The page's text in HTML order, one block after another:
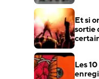
Et si
sortie
Les